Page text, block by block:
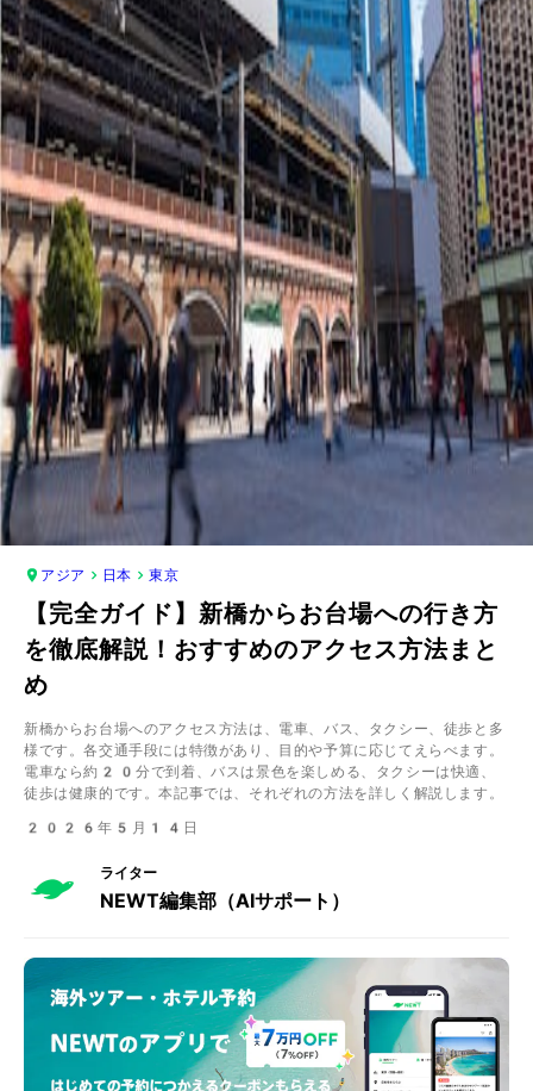
アジア 日本 東京
【完全ガイド】新橋からお台場への行き方
を徹底解説！おすすめのアクセス方法まと
め
新橋からお台場へのアクセス方法は、電車、バス、タクシー、徒歩と多
様です。各交通手段には特徴があり、目的や予算に応じてえらべます。
電車なら約20分で到着、バスは景色を楽しめる、タクシーは快適、
徒歩は健康的です。本記事では、それぞれの方法を詳しく解説します。
2026年5月14日
ライター
NEWT編集部（AIサポート）